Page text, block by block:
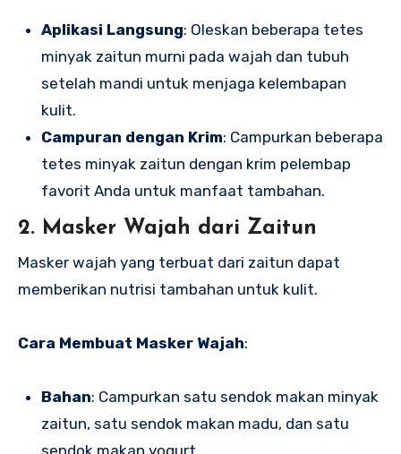
Aplikasi Langsung: Oleskan beberapa tetes
minyak zaitun murni pada wajah dan tubuh
setelah mandi untuk menjaga kelembapan
kulit.
Campuran dengan Krim: Campurkan beberapa
tetes minyak zaitun dengan krim pelembap
favorit Anda untuk manfaat tambahan.
2. Masker Wajah dari Zaitun
Masker wajah yang terbuat dari zaitun dapat
memberikan nutrisi tambahan untuk kulit.
Cara Membuat Masker Wajah:
Bahan: Campurkan satu sendok makan minyak
zaitun, satu sendok makan madu, dan satu
sendok makan yogurt.